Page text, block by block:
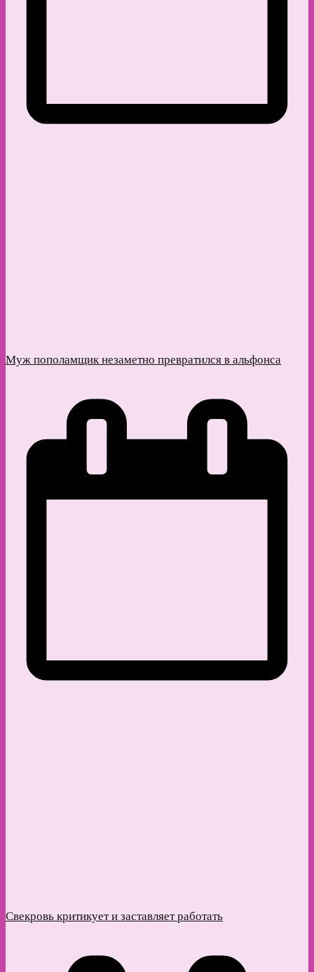
Муж пополамщик незаметно превратился в альфонса
Свекровь критикует и заставляет работать